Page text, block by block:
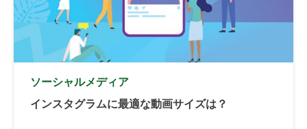
ソーシャルメディア
インスタグラムに最適な動画サイズは？